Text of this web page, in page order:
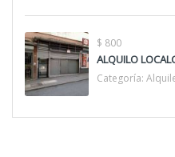
$ 800
ALQUILO
Categoría: